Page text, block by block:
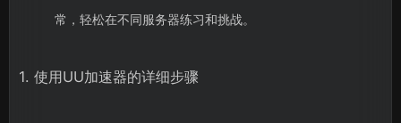
常，轻松在不同服务器练习和挑战。
1. 使用UU加速器的详细步骤